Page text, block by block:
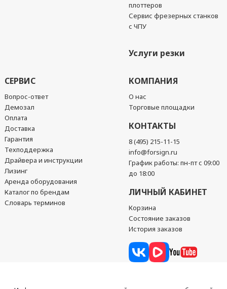
плоттеров
Сервис фрезерных станков
с ЧПУ
Услуги резки
СЕРВИС
Вопрос-ответ
Демозал
Оплата
Доставка
Гарантия
Техподдержка
Драйвера и инструкции
Лизинг
Аренда оборудования
Каталог по брендам
Словарь терминов
КОМПАНИЯ
О нас
Торговые площадки
КОНТАКТЫ
8 (495) 215-11-15
info@forsign.ru
График работы: пн-пт с 09:00
до 18:00
ЛИЧНЫЙ КАБИНЕТ
Корзина
Состояние заказов
История заказов